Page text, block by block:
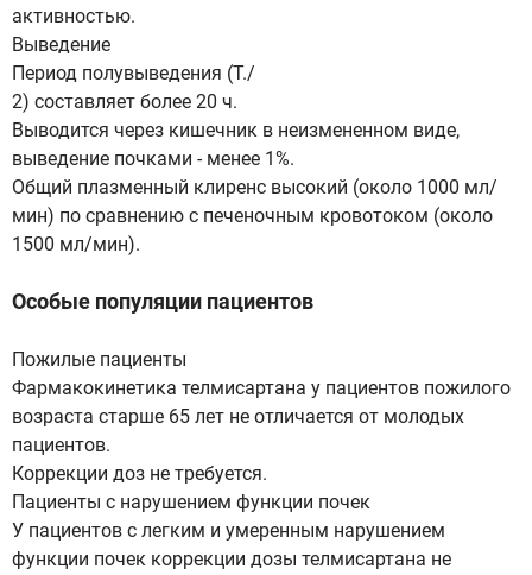
активностью.
Выведение
Период полувыведения (Т./
2) составляет более 20 ч.
Выводится через кишечник в неизмененном виде,
выведение почками - менее 1%.
Общий плазменный клиренс высокий (около 1000 мл/
мин) по сравнению с печеночным кровотоком (около
1500 мл/мин).
Особые популяции пациентов
Пожилые пациенты
Фармакокинетика телмисартана у пациентов пожилого
возраста старше 65 лет не отличается от молодых
пациентов.
Коррекции доз не требуется.
Пациенты с нарушением функции почек
У пациентов с легким и умеренным нарушением
функции почек коррекции дозы телмисартана не